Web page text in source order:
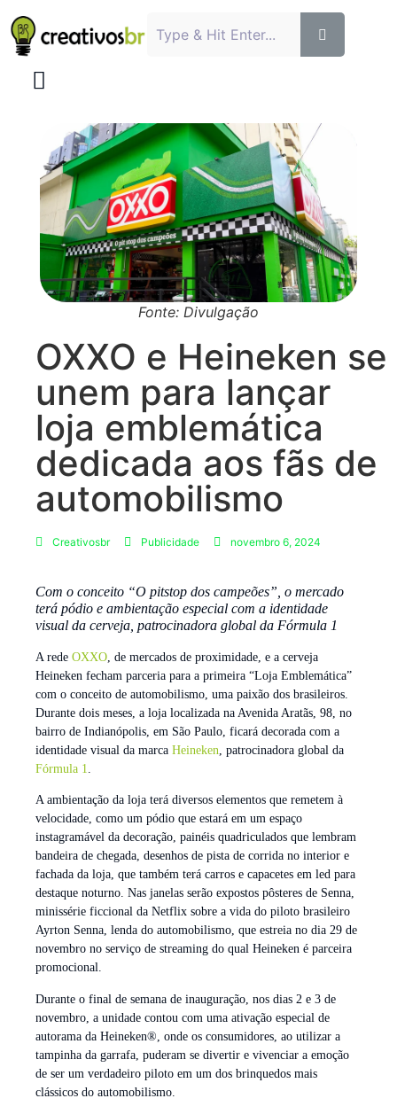
Fonte: Divulgação
OXXO e Heineken se
unem para lançar
loja emblemática
dedicada aos fãs de
automobilismo
Creativosbr Publicidade novembro 6, 2024
Com o conceito “O pitstop dos campeões”, o mercado
terá pódio e ambientação especial com a identidade
visual da cerveja, patrocinadora global da Fórmula 1
A rede OXXO , de mercados de proximidade, e a cerveja
Heineken fecham parceria para a primeira “Loja Emblemática”
com o conceito de automobilismo, uma paixão dos brasileiros.
Durante dois meses, a loja localizada na Avenida Aratãs, 98, no
bairro de Indianópolis, em São Paulo, ficará decorada com a
identidade visual da marca Heineken , patrocinadora global da
Fórmula 1
A ambientação da loja terá diversos elementos que remetem à
velocidade, como um pódio que estará em um espaço
instagramável da decoração, painéis quadriculados que lembram
bandeira de chegada, desenhos de pista de corrida no interior e
fachada da loja, que também terá carros e capacetes em led para
destaque noturno. Nas janelas serão expostos pôsteres de Senna,
minissérie ficcional da Netflix sobre a vida do piloto brasileiro
Ayrton Senna, lenda do automobilismo, que estreia no dia 29 de
novembro no serviço de streaming do qual Heineken é parceira
promocional.
Durante o final de semana de inauguração, nos dias 2 e 3 de
novembro, a unidade contou com uma ativação especial de
autorama da Heineken®, onde os consumidores, ao utilizar a
tampinha da garrafa, puderam se divertir e vivenciar a emoção
de ser um verdadeiro piloto em um dos brinquedos mais
clássicos do automobilismo.